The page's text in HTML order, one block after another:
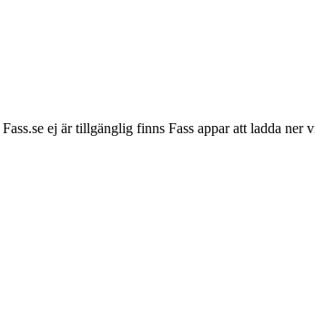
ej är tillgänglig finns Fass appar att ladda ner